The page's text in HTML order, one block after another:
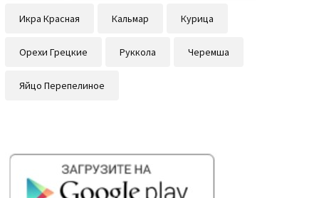
Икра Красная Кальмар Курица
Орехи Грецкие Руккола Черемша
Яйцо Перепелиное